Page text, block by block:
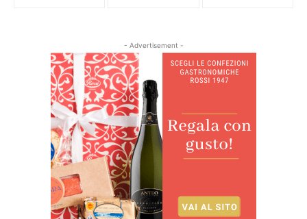
- Advertisement -